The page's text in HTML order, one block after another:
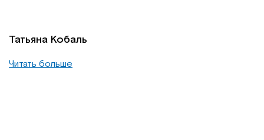
Татьяна Кобаль
Читать больше